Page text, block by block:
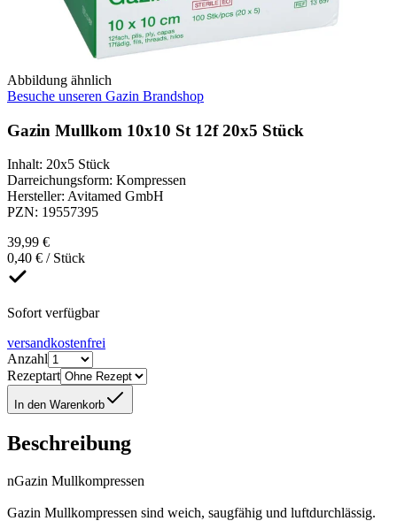
Abbildung ähnlich
Besuche unseren Gazin Brandshop
Gazin Mullkom 10x10 St 12f 20x5 Stück
Inhalt: 20x5 Stück
Darreichungsform: Kompressen
Hersteller: Avitamed GmbH
PZN: 19557395
39,99 €
0,40 € / Stück
Sofort verfügbar
versandkostenfrei
Anzahl
Rezeptart
In den Warenkorb
Beschreibung
nGazin Mullkompressen
Gazin Mullkompressen sind weich, saugfähig und luftdurchlässig.